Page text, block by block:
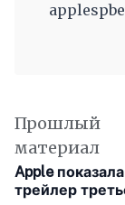
Прошлый
материал
Apple показала
трейлер